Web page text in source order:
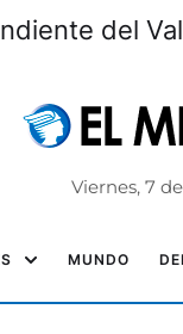
del
Viernes, 7
MUNDO